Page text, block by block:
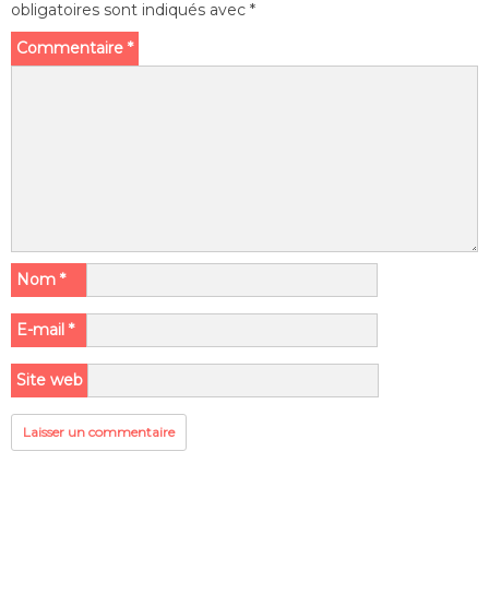
obligatoires sont indiqués avec *
Commentaire *
Nom *
E-mail *
Site web